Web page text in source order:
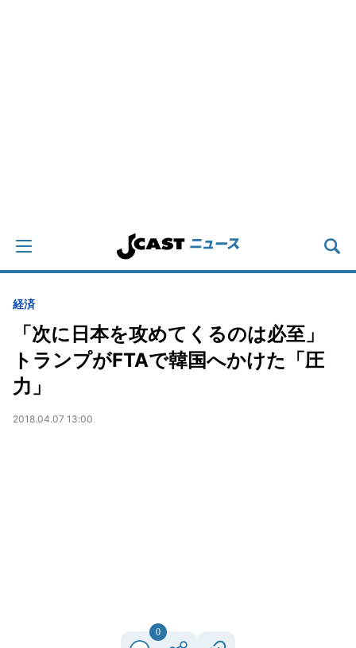
経済
「次に日本を攻めてくるのは必至」
トランプがFTAで韓国へかけた「圧
力」
2018.04.07 13:00
0